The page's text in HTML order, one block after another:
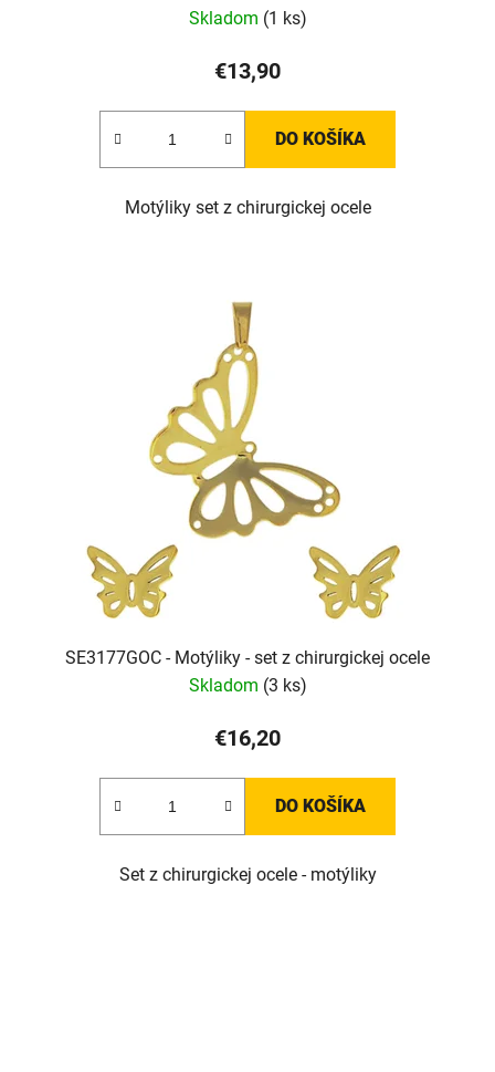
Skladom (1 ks)
€13,90
DO KOŠÍKA
Motýliky set z chirurgickej ocele
SE3177GOC - Motýliky - set z chirurgickej ocele
Skladom (3 ks)
€16,20
DO KOŠÍKA
Set z chirurgickej ocele - motýliky